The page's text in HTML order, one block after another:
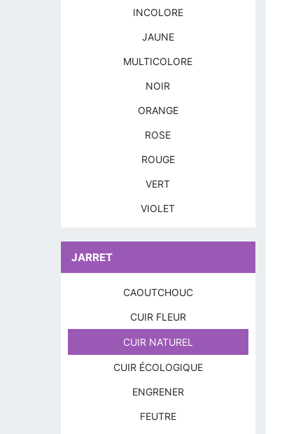
INCOLORE
JAUNE
MULTICOLORE
NOIR
ORANGE
ROSE
ROUGE
VERT
VIOLET
JARRET
CAOUTCHOUC
CUIR FLEUR
CUIR NATUREL
CUIR ÉCOLOGIQUE
ENGRENER
FEUTRE